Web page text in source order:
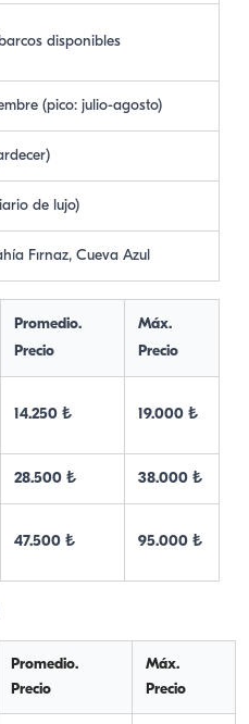
disponibles
(pico: julio-agosto)
de lujo)
Fırnaz, Cueva Azul
Promedio.
Precio
Máx.
Precio
14.250 ₺ 19.000 ₺
28.500 ₺ 38.000 ₺
47.500 ₺ 95.000 ₺
Promedio.
Precio
Máx.
Precio